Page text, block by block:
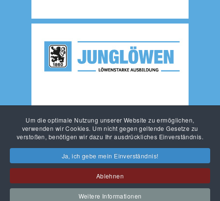
Um die optimale Nutzung unserer Website zu ermöglichen,
verwenden wir Cookies. Um nicht gegen geltende Gesetze zu
verstoßen, benötigen wir dazu Ihr ausdrückliches Einverständnis.
Ja, ich gebe mein Einverständnis!
Ablehnen
Weitere Informationen
KONTAKT IMPRESSUM DATENSCHUTZ